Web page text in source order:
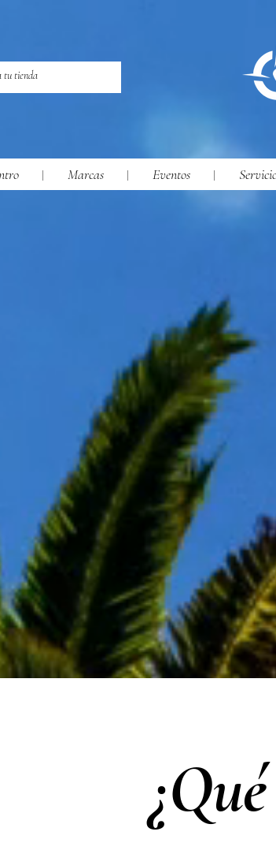
Marcas Eventos